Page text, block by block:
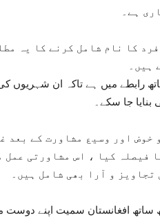
ہے۔
کا نام شامل کرنے کا یہ
ہیں۔
رابطے میں ہے تاکہ ان شہریوں
جا سکے۔
اور وسیع مشاورت کے بعد
فیصلہ کیا ، اس مشاورتی عمل
و آرا بھی شامل ہیں۔
ساتھ افغانستان سمیت اپنے دوست